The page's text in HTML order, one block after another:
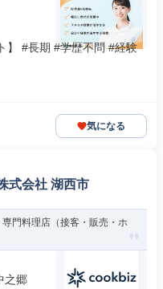
】 #長期 #学歴不問 #経験
気になる
式会社 湖西市
門料理店（接客・販売・ホ
之郷